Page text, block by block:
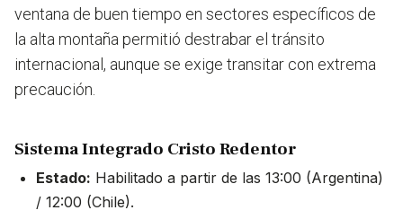
ventana de buen tiempo en sectores específicos de
la alta montaña permitió destrabar el tránsito
internacional, aunque se exige transitar con extrema
precaución.
Sistema Integrado Cristo Redentor
Estado: Habilitado a partir de las 13:00 (Argentina)
/ 12:00 (Chile).